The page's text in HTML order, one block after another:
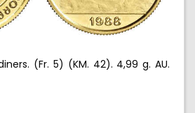
(Fr. 5) (KM. 42). 4,99 g. AU.